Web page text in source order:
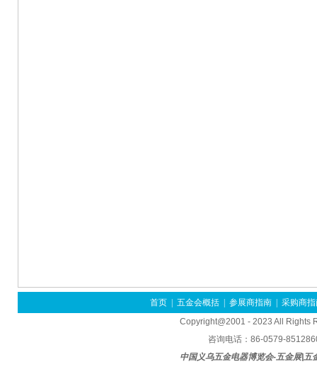
首页 五金会概括 参展商指南
采购商
Copyright@2001 - 2023 All Rights
咨询电话：86-0579-
中国义乌五金电器博览会-五金展|五